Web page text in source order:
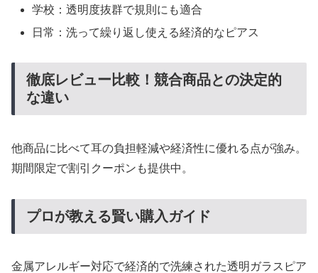
学校：透明度抜群で規則にも適合
日常：洗って繰り返し使える経済的なピアス
徹底レビュー比較！競合商品との決定的
な違い
他商品に比べて耳の負担軽減や経済性に優れる点が強み。
期間限定で割引クーポンも提供中。
プロが教える賢い購入ガイド
金属アレルギー対応で経済的で洗練された透明ガラスピア